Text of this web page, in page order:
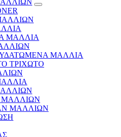
ΜΑΛΛΙΑ
ΜΑΛΛΙΑ
ΤΡΙΧΩΤΟ
ΜΑΛΛΙΩΝ
ΜΑΛΛΙΩΝ